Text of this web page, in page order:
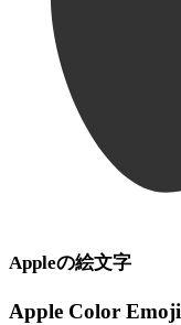
Appleの絵文字
Apple Color Emoji